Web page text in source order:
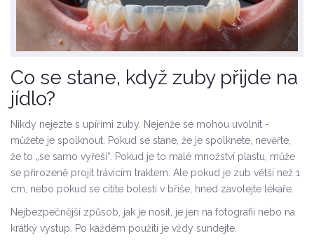
Co se stane, když zuby přijde na
jídlo?
Nikdy nejezte s upířími zuby. Nejenže se mohou uvolnit -
můžete je spolknout. Pokud se stane, že je spolknete, nevěřte,
že to „se samo vyřeší“. Pokud je to malé množství plastu, může
se přirozeně projít trávicím traktem. Ale pokud je zub větší než 1
cm, nebo pokud se cítíte bolestí v břiše, hned zavolejte lékaře.
Nejbezpečnější způsob, jak je nosit, je jen na fotografii nebo na
krátký vystup. Po každém použití je vždy sundejte.